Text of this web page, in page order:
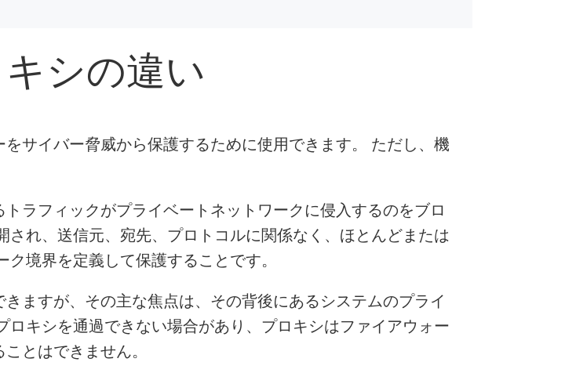
シの違い
サイバー脅威から保護するために使用できます。 ただし、機
ラフィックがプライベートネットワークに侵入するのをブロ
れ、送信元、宛先、プロトコルに関係なく、ほとんどまたは
境界を定義して保護することです。
ますが、その主な焦点は、その背後にあるシステムのプライ
キシを通過できない場合があり、プロキシはファイアウォー
とはできません。